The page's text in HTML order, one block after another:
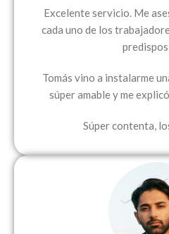
Excelente servicio. Me
cada uno de los
Tomás vino a instalarme
súper amable y me
Súper contenta,